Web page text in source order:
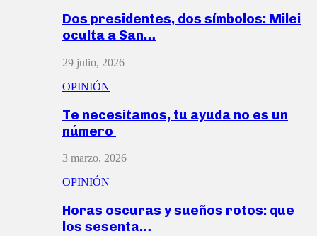
Dos presidentes, dos símbolos: Milei
oculta a San…
29 julio, 2026
OPINIÓN
Te necesitamos, tu ayuda no es un
número
3 marzo, 2026
OPINIÓN
Horas oscuras y sueños rotos: que
los sesenta…